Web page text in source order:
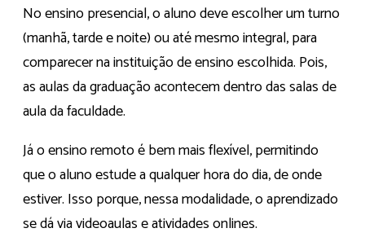
No ensino presencial, o aluno deve escolher um turno
(manhã, tarde e noite) ou até mesmo integral, para
comparecer na instituição de ensino escolhida. Pois,
as aulas da graduação acontecem dentro das salas de
aula da faculdade.
Já o ensino remoto é bem mais flexível, permitindo
que o aluno estude a qualquer hora do dia, de onde
estiver. Isso porque, nessa modalidade, o aprendizado
se dá via videoaulas e atividades onlines.